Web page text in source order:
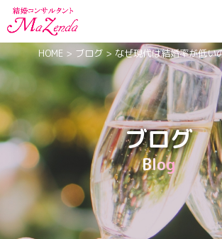
ブログ
Blog
HOME > ブログ > なぜ現代は結婚率が低い